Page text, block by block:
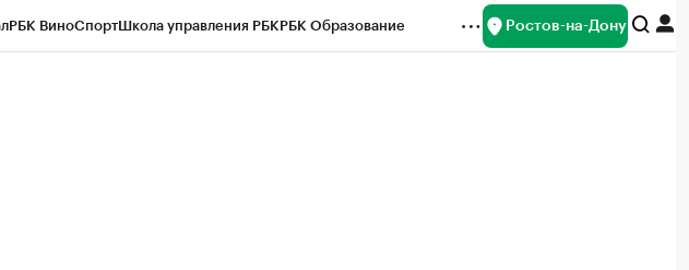
РБК ВиноСпортШкола управления РБКРБК Образование Ростов-на-Дону